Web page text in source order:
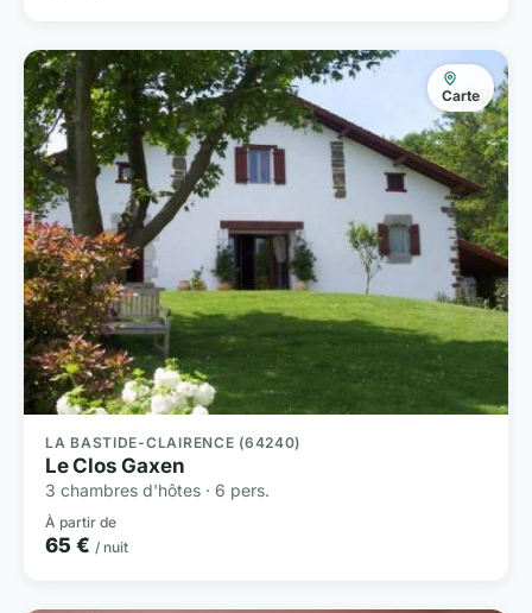
Carte
LA BASTIDE-CLAIRENCE (64240)
Le Clos Gaxen
3 chambres d'hôtes · 6 pers.
À partir de
65 € / nuit